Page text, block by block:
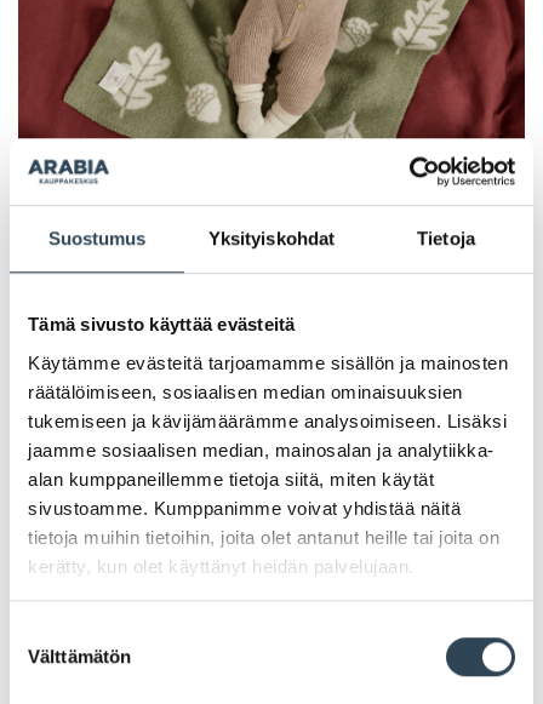
Suostumus Yksityiskohdat Tietoja
Tämä sivusto käyttää evästeitä
Käytämme evästeitä tarjoamamme sisällön ja mainosten
räätälöimiseen, sosiaalisen median ominaisuuksien
tukemiseen ja kävijämäärämme analysoimiseen. Lisäksi
jaamme sosiaalisen median, mainosalan ja analytiikka-
alan kumppaneillemme tietoja siitä, miten käytät
sivustoamme. Kumppanimme voivat yhdistää näitä
tietoja muihin tietoihin, joita olet antanut heille tai joita on
kerätty, kun olet käyttänyt heidän palvelujaan.
valinta
Välttämätön
Lindexillä Baby-aamu 28.10. klo
10–14 – Tervetuloa!
baby-aamua ensi tiistaina klo 10 alkaen Arabian
Lindex-myymälään!Tiistaina kannattaa kurvata
babyosastolle – tapahtuman aikana saat
jäsenenä30 % alennusta Lindex Baby -
mallistosta, kun ostostesi summa on vähintään
20 €!
Myymälässä on aamun aikana pientä tarjoilua, hyvää
asiakkaille, niin kauan kuin tuotteita riittää.